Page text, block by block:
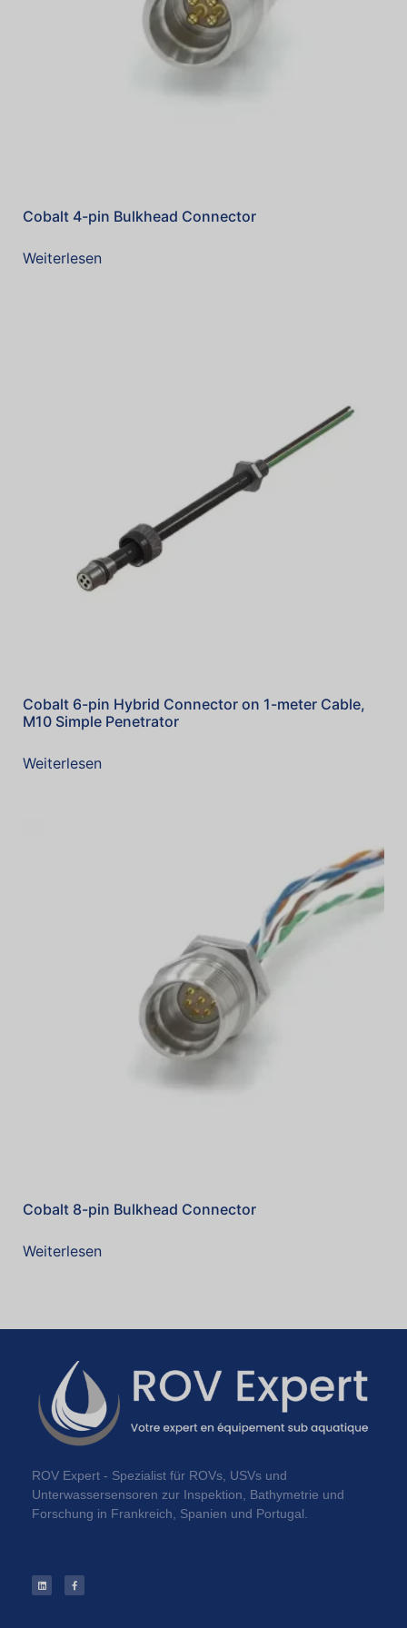
Cobalt 4-pin Bulkhead Connector
Weiterlesen
Cobalt 6-pin Hybrid Connector on 1-meter Cable,
M10 Simple Penetrator
Weiterlesen
Cobalt 8-pin Bulkhead Connector
Weiterlesen
ROV Expert - Spezialist für ROVs, USVs und
Unterwassersensoren zur Inspektion, Bathymetrie und
Forschung in Frankreich, Spanien und Portugal.